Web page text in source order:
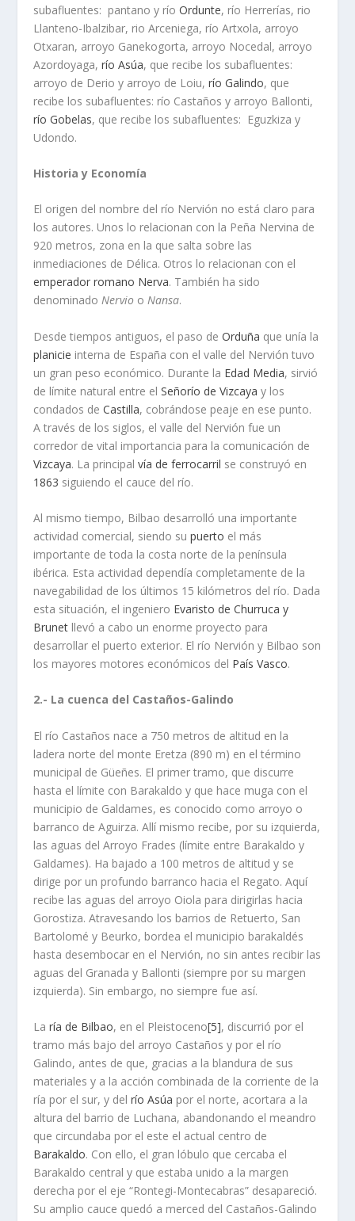
subafluentes: pantano y ríoOrdunte, río Herrerías, rio
Llanteno-Ibalzibar, rio Arceniega, río Artxola, arroyo
Otxaran, arroyo Ganekogorta, arroyo Nocedal, arroyo
Azordoyaga,río Asúa, que recibe los subafluentes:
arroyo de Derio y arroyo de Loiu,río Galindo, que
recibe los subafluentes: río Castaños y arroyo Ballonti,
río Gobelas, que recibe los subafluentes: Eguzkiza y
Udondo.
Historia y Economía
El origen del nombre del río Nervión no está claro para
los autores. Unos lo relacionan con la Peña Nervina de
920 metros, zona en la que salta sobre las
inmediaciones de Délica. Otros lo relacionan con el
emperador romano Nerva. También ha sido
denominadoNervio oNansa.
Desde tiempos antiguos, el paso deOrduña que unía la
planicie interna de España con el valle del Nervión tuvo
un gran peso económico. Durante la Edad Media, sirvió
de límite natural entre elSeñorío de Vizcaya y los
condados deCastilla, cobrándose peaje en ese punto.
A través de los siglos, el valle del Nervión fue un
corredor de vital importancia para la comunicación de
Vizcaya. La principalvía de ferrocarril se construyó en
1863 siguiendo el cauce del río.
Al mismo tiempo, Bilbao desarrolló una importante
actividad comercial, siendo supuerto el más
importante de toda la costa norte de la península
ibérica. Esta actividad dependía completamente de la
navegabilidad de los últimos 15 kilómetros del río. Dada
esta situación, el ingeniero Evaristo de Churruca y
Brunet llevó a cabo un enorme proyecto para
desarrollar el puerto exterior. El río Nervión y Bilbao son
los mayores motores económicos del País Vasco.
2.- La cuenca del Castaños-Galindo
El río Castaños nace a 750 metros de altitud en la
ladera norte del monte Eretza (890 m) en el término
municipal de Güeñes. El primer tramo, que discurre
hasta el límite con Barakaldo y que hace muga con el
municipio de Galdames, es conocido como arroyo o
barranco de Aguirza. Allí mismo recibe, por su izquierda,
las aguas del Arroyo Frades (límite entre Barakaldo y
Galdames). Ha bajado a 100 metros de altitud y se
dirige por un profundo barranco hacia el Regato. Aquí
recibe las aguas del arroyo Oiola para dirigirlas hacia
Gorostiza. Atravesando los barrios de Retuerto, San
Bartolomé y Beurko, bordea el municipio barakaldés
hasta desembocar en el Nervión, no sin antes recibir las
aguas del Granada y Ballonti (siempre por su margen
izquierda). Sin embargo, no siempre fue así.
Laría de Bilbao, en el Pleistoceno[5], discurrió por el
tramo más bajo del arroyo Castaños y por el río
Galindo, antes de que, gracias a la blandura de sus
materiales y a la acción combinada de la corriente de la
ría por el sur, y delrío Asúa por el norte, acortara a la
altura del barrio de Luchana, abandonando el meandro
que circundaba por el este el actual centro de
Barakaldo. Con ello, el gran lóbulo que cercaba el
Barakaldo central y que estaba unido a la margen
derecha por el eje “Rontegi-Montecabras” desapareció.
Su amplio cauce quedó a merced del Castaños-Galindo